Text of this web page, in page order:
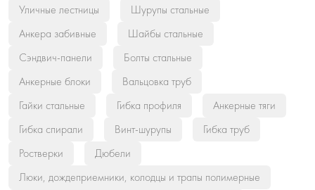
Уличные лестницы
Шурупы стальные
Анкера забивные
Шайбы стальные
Сэндвич-панели
Болты стальные
Анкерные блоки
Вальцовка труб
Гайки стальные
Гибка профиля
Анкерные тяги
Гибка спирали
Винт-шурупы
Гибка труб
Ростверки
Дюбели
Люки, дождеприемники, колодцы и трапы полимерные